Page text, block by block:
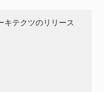
キテクツのリリース